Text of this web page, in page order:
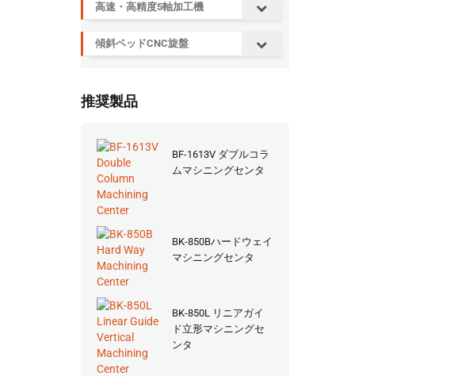
高速・高精度5軸加工機
傾斜ベッドCNC旋盤
推奨製品
BF-1613V ダブルコラ
ムマシニングセンタ
BK-850Bハードウェイ
マシニングセンタ
BK-850L リニアガイ
ド立形マシニングセ
ンタ